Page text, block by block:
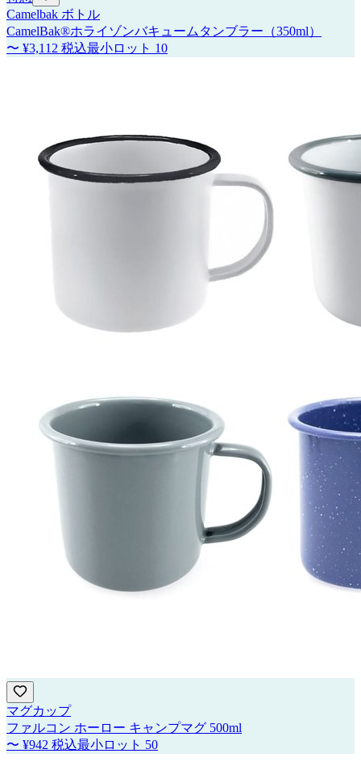
Camelbak ボトル
CamelBak®ホライゾンバキュームタンブラー（350ml）
〜 ¥3,112 税込最小ロット 10
マグカップ
ファルコン ホーロー キャンプマグ 500ml
〜 ¥942 税込最小ロット 50